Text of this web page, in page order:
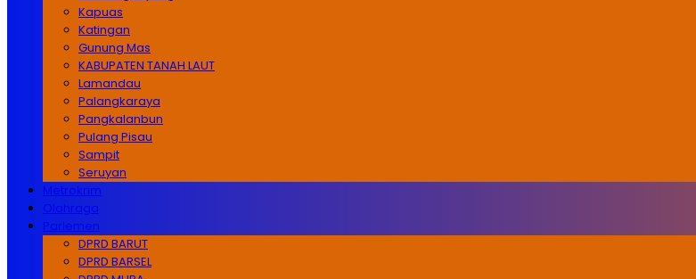
Kapuas
Katingan
Gunung Mas
KABUPATEN TANAH LAUT
Lamandau
Palangkaraya
Pangkalanbun
Pulang Pisau
Sampit
Seruyan
Metrokrim
Olahraga
Parlemen
DPRD BARUT
DPRD BARSEL